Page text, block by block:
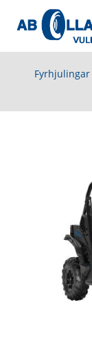
Fyrhjulingar